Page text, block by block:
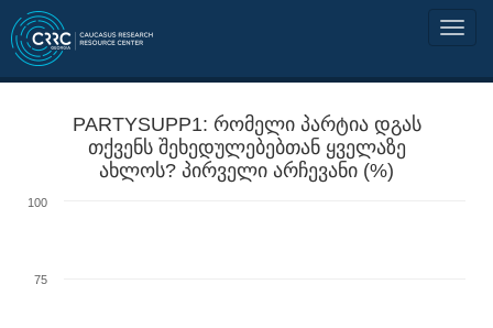
PARTYSUPP1: რომელი პარტია დგას
თქვენს შეხედულებებთან ყველაზე
ახლოს? პირველი არჩევანი (%)
75
100